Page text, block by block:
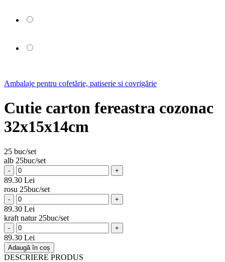
Ambalaje pentru cofetărie, patiserie si covrigărie
Cutie carton fereastra cozonac
32x15x14cm
25 buc/set
alb 25buc/set
- +
89.30 Lei
rosu 25buc/set
- +
89.30 Lei
kraft natur 25buc/set
- +
89.30 Lei
Adaugă în coș
DESCRIERE PRODUS